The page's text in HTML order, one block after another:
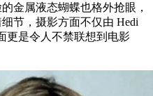
金属液态蝴蝶也格外抢眼，
节，摄影方面不仅由 Hedi
更是令人不禁联想到电影